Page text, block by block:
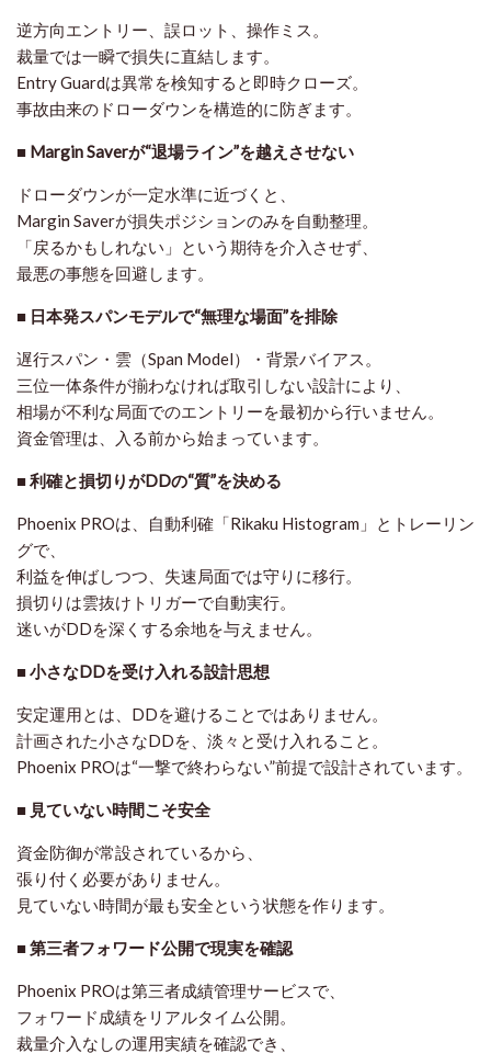
逆方向エントリー、誤ロット、操作ミス。
裁量では一瞬で損失に直結します。
Entry Guardは異常を検知すると 即時クローズ。
事故由来のドローダウンを構造的に防ぎます。
■ Margin Saverが“退場ライン”を越えさせない
ドローダウンが一定水準に近づくと、
Margin Saverが損失ポジションのみを自動整理。
「戻るかもしれない」という期待を介入させず、
最悪の事態を回避します。
■ 日本発スパンモデルで“無理な場面”を排除
遅行スパン・雲（Span Model）・背景バイアス。
三位一体条件が揃わなければ取引しない設計により、
相場が不利な局面でのエントリーを最初から行いません。
資金管理は、入る前から始まっています。
■ 利確と損切りがDDの“質”を決める
Phoenix PROは、自動利確「Rikaku Histogram」とトレーリン
グで、
利益を伸ばしつつ、失速局面では守りに移行。
損切りは雲抜けトリガーで自動実行。
迷いがDDを深くする余地を与えません。
■ 小さなDDを受け入れる設計思想
安定運用とは、DDを避けることではありません。
計画された小さなDDを、淡々と受け入れること 。
Phoenix PROは“一撃で終わらない”前提で設計されています。
■ 見ていない時間こそ安全
資金防御が常設されているから、
張り付く必要がありません。
見ていない時間が最も安全という状態を作ります。
■ 第三者フォワード公開で現実を確認
Phoenix PROは第三者成績管理サービスで、
フォワード成績を リアルタイム公開。
裁量介入なしの運用実績を確認でき、